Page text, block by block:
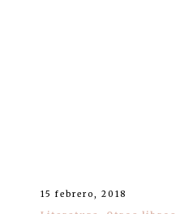
15 febrero, 2018